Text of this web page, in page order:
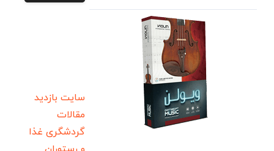
سایت بازدید
مقالات
گردشگری غذا